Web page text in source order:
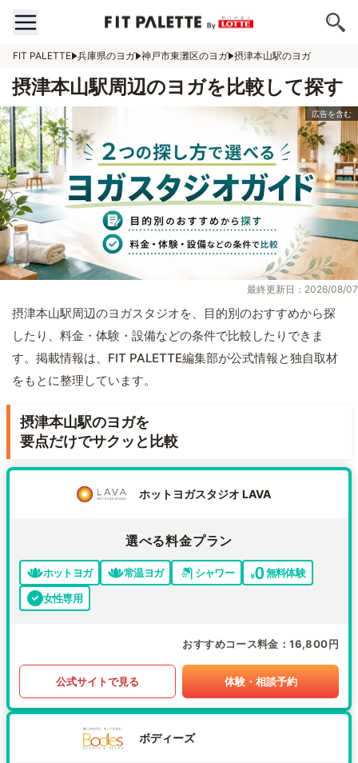
FIT PALETTE 兵庫県のヨガ 神戸市東灘区のヨガ 摂津本山駅のヨガ
摂津本山駅周辺のヨガを比較して探す
最終更新日：2026/08/07
摂津本山駅周辺のヨガスタジオを、目的別のおすすめから探
したり、料金・体験・設備などの条件で比較したりできま
す。掲載情報は、FIT PALETTE編集部が公式情報と独自取材
をもとに整理しています。
摂津本山駅のヨガを
要点だけでサクッと比較
ホットヨガスタジオ LAVA
選べる料金プラン
ホットヨガ 常温ヨガ シャワー
無料体験
女性専用
おすすめコース料金 16,800円
公式サイトで見る 体験・相談予約
ボディーズ